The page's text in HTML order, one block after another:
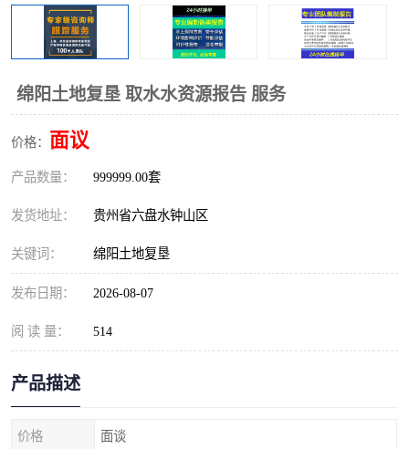
绵阳土地复垦 取水水资源报告 服务
价格： 面议
产品数量： 999999.00套
发货地址： 贵州省六盘水钟山区
关键词： 绵阳土地复垦
发布日期： 2026-08-07
阅 读 量： 514
产品描述
价格 面谈